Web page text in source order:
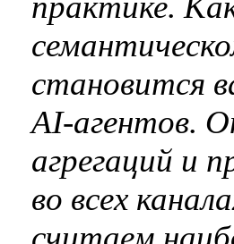
становится
AI-агентов.
агрегаций и
во всех